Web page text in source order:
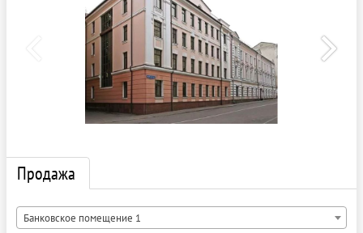
Продажа
Банковское помещение 1